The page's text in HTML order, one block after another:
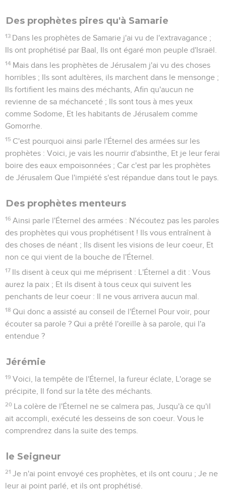
Des prophètes pires qu'à Samarie
13 Dans les prophètes de Samarie j'ai vu de l'extravagance ;
Ils ont prophétisé par Baal, Ils ont égaré mon peuple d'Israël.
14 Mais dans les prophètes de Jérusalem j'ai vu des choses
horribles ; Ils sont adultères, ils marchent dans le mensonge ;
Ils fortifient les mains des méchants, Afin qu'aucun ne
revienne de sa méchanceté ; Ils sont tous à mes yeux
comme Sodome, Et les habitants de Jérusalem comme
Gomorrhe.
15 C'est pourquoi ainsi parle l'Éternel des armées sur les
prophètes : Voici, je vais les nourrir d'absinthe, Et je leur ferai
boire des eaux empoisonnées ; Car c'est par les prophètes
de Jérusalem Que l'impiété s'est répandue dans tout le pays.
Des prophètes menteurs
16 Ainsi parle l'Éternel des armées : N'écoutez pas les paroles
des prophètes qui vous prophétisent ! Ils vous entraînent à
des choses de néant ; Ils disent les visions de leur coeur, Et
non ce qui vient de la bouche de l'Éternel.
17 Ils disent à ceux qui me méprisent : L'Éternel a dit : Vous
aurez la paix ; Et ils disent à tous ceux qui suivent les
penchants de leur coeur : Il ne vous arrivera aucun mal.
18 Qui donc a assisté au conseil de l'Éternel Pour voir, pour
écouter sa parole ? Qui a prêté l'oreille à sa parole, qui l'a
entendue ?
Jérémie
19 Voici, la tempête de l'Éternel, la fureur éclate, L'orage se
précipite, Il fond sur la tête des méchants.
20 La colère de l'Éternel ne se calmera pas, Jusqu'à ce qu'il
ait accompli, exécuté les desseins de son coeur. Vous le
comprendrez dans la suite des temps.
le Seigneur
21 Je n'ai point envoyé ces prophètes, et ils ont couru ; Je ne
leur ai point parlé, et ils ont prophétisé.